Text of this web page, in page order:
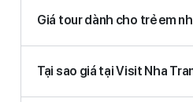
Giá tour dành cho trẻ em
Tại sao giá tại Visit Nha